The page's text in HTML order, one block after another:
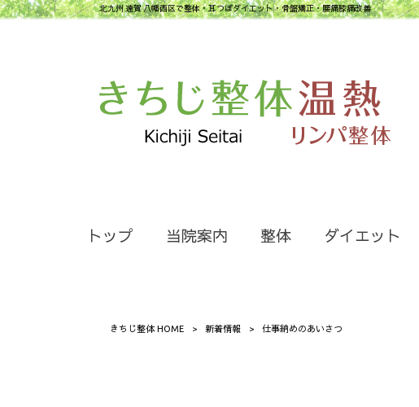
北九州 遠賀 八幡西区で整体・耳つぼダイエット・骨盤矯正・腰痛膝痛改善
トップ 当院案内 整体 ダイエット
きちじ整体 HOME > 新着情報 > 仕事納めのあいさつ